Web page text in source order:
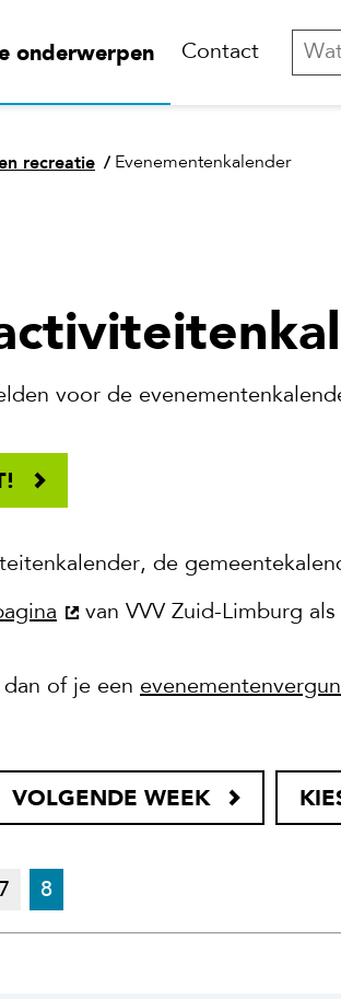
onderwerpen Contact
recreatie / Evenementenkalender
voor de
de
van VVV Zuid-Limburg
of je een
VOLGENDE WEEK
7 8